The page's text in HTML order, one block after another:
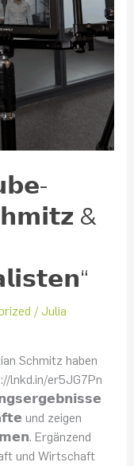
&
/ Julia
Schmitz haben
lnkd.in/er5JG7Pn
und zeigen
Ergänzend
und Wirtschaft